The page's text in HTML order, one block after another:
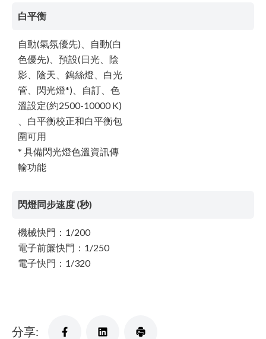
白平衡
自動(氣氛優先)、自動(白
色優先)、預設(日光、陰
影、陰天、鎢絲燈、白光
管、閃光燈*)、自訂、色
溫設定(約2500-10000 K)
、白平衡校正和白平衡包
圍可用
* 具備閃光燈色溫資訊傳
輸功能
閃燈同步速度 (秒)
機械快門：1/200
電子前簾快門：1/250
電子快門：1/320
分享: